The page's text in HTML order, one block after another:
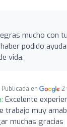
mucho con
podido
vida.
Publicada en 2
Excelente
trabajo muy
muchas gracias